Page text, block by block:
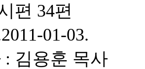
편 34편
01-03.
: 김용훈 목사